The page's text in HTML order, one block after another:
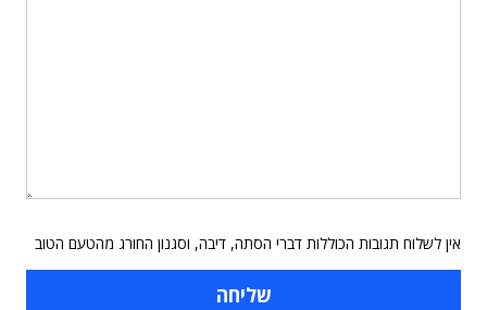
אין לשלוח תגובות הכוללות דברי הסתה, דיבה, וסגנון החורג מהטעם הטוב